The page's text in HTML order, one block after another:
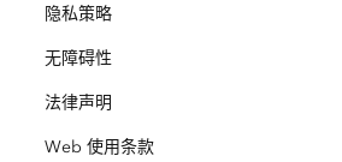
Esri Store
ArcNews
ArcWatch
开放视野
业务行为准则
保护
教育
隐私策略
无障碍性
法律声明
Web 使用条款